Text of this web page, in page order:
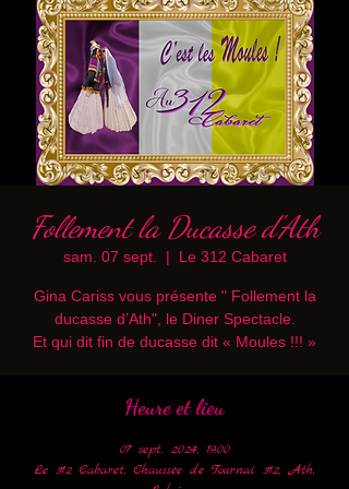
Follement la Ducasse d'Ath
sam. 07 sept.
  |
Le 312 Cabaret
Gina Cariss vous présente " Follement la
ducasse d’Ath", le Diner Spectacle.
Et qui dit fin de ducasse dit « Moules !!! »
Heure et lieu
07 sept. 2024, 19:00
Le 312 Cabaret, Chaussée de Tournai 312, Ath,